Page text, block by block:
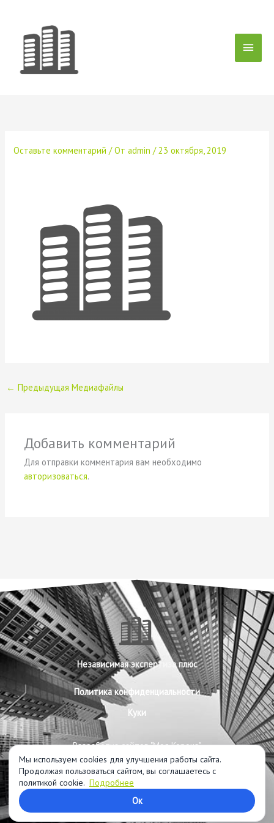
содержимому
Оставьте комментарий / Отadmin/23 октября, 2019
← Предыдущая Медиафайлы
Добавить комментарий
Для отправки комментария вам необходимо
авторизоваться.
Независимая экспертиза плюс
Политика конфиденциальности
Куки
Разработка сайтов "Моя Корона"
Copyright © 2026Независимая строительная экспертиза
Калининград
Мы используем cookies для улучшения работы сайта.
Продолжая пользоваться сайтом, вы соглашаетесь с
политикой cookie. Подробнее
Ок